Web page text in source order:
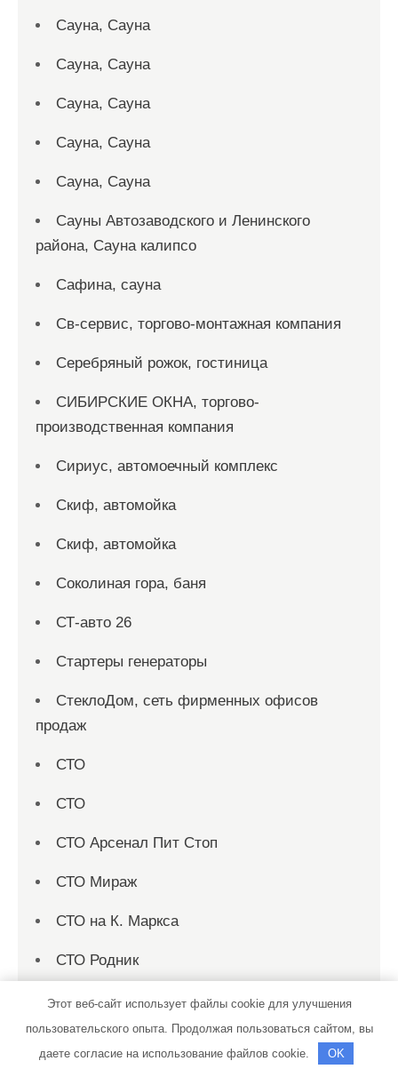
Сауна, Сауна
Сауна, Сауна
Сауна, Сауна
Сауна, Сауна
Сауна, Сауна
Сауны Автозаводского и Ленинского
района, Сауна калипсо
Сафина, сауна
Св-сервис, торгово-монтажная компания
Серебряный рожок, гостиница
СИБИРСКИЕ ОКНА, торгово-
производственная компания
Сириус, автомоечный комплекс
Скиф, автомойка
Скиф, автомойка
Соколиная гора, баня
СТ-авто 26
Стартеры генераторы
СтеклоДом, сеть фирменных офисов
продаж
СТО
СТО
СТО Арсенал Пит Стоп
СТО Мираж
СТО на К. Маркса
СТО Родник
Страница 1
Страница 10
Этот веб-сайт использует файлы cookie для улучшения
пользовательского опыта. Продолжая пользоваться сайтом, вы
даете согласие на использование файлов cookie.
OK